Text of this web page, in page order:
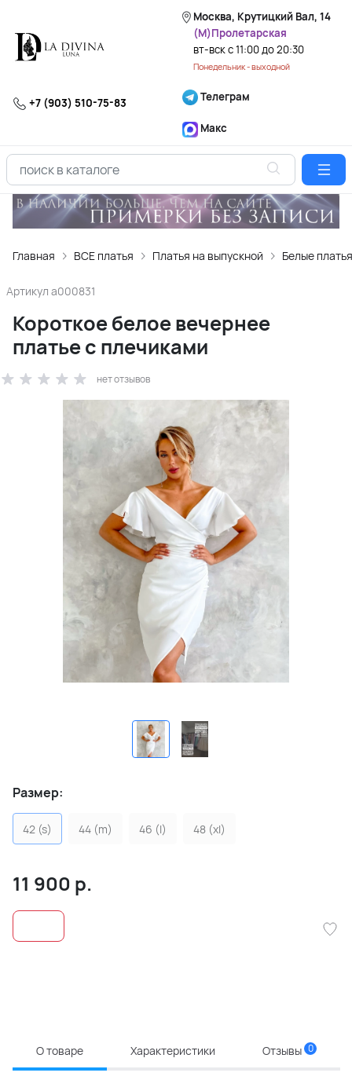
Москва, Крутицкий Вал, 14
(М)Пролетарская
вт-вск с 11:00 до 20:30
Понедельник - выходной
+7 (903) 510-75-83 Телеграм
Макс
Главная ВСЕ платья Платья на выпускной Белые
Артикул a000831
Короткое белое вечернее
платье с плечиками
нет отзывов
Размер:
42 (s) 44 (m) 46 (l) 48 (xl)
11 900 р.
О товаре Характеристики Отзывы 0